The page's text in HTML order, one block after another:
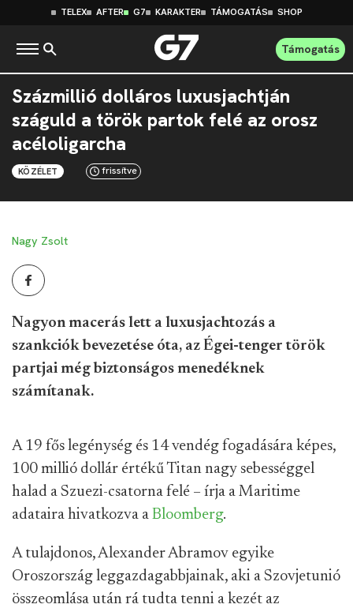
TELEX AFTER G7 KARAKTER TÁMOGATÁS SHOP
Támogatás
Százmillió dolláros luxusjachtján
száguld a török partok felé az orosz
acéloligarcha
KÖZÉLET frissítve
Nagy Zsolt
Nagyon macerás lett a luxusjachtozás a
szankciók bevezetése óta, az Égei-tenger török
partjai még biztonságos menedéknek
számítanak.
A 19 fős legénység és 14 vendég fogadására képes,
100 millió dollár értékű Titan nagy sebességgel
halad a Szuezi-csatorna felé – írja a Maritime
adataira hivatkozva a Bloomberg.
A tulajdonos, Alexander Abramov egyike
Oroszország leggazdagabbjainak, aki a Szovjetunió
összeomlása után rá tudta tenni a kezét az